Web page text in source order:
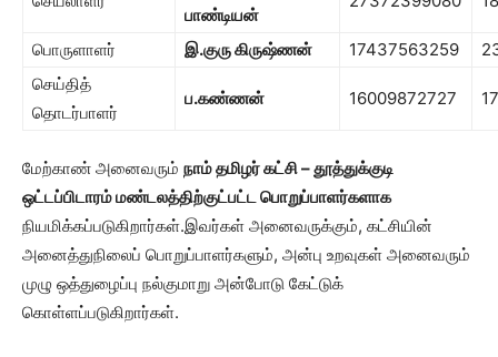
பாண்டியன்
பொருளாளர் இ.குரு கிருஷ்ணன் 17437563259
செய்தித்
தொடர்பாளர்
ப.கண்ணன் 16009872727
மேற்காண் அனைவரும் நாம் தமிழர் கட்சி – தூத்துக்குடி
ஒட்டப்பிடாரம் மண்டலத்திற்குட்பட்ட பொறுப்பாளர்களாக
நியமிக்கப்படுகிறார்கள்.இவர்கள் அனைவருக்கும், கட்சியின்
அனைத்துநிலைப் பொறுப்பாளர்களும், அன்பு உறவுகள் அனைவரும்
முழு ஒத்துழைப்பு நல்குமாறு அன்போடு கேட்டுக்
கொள்ளப்படுகிறார்கள்.